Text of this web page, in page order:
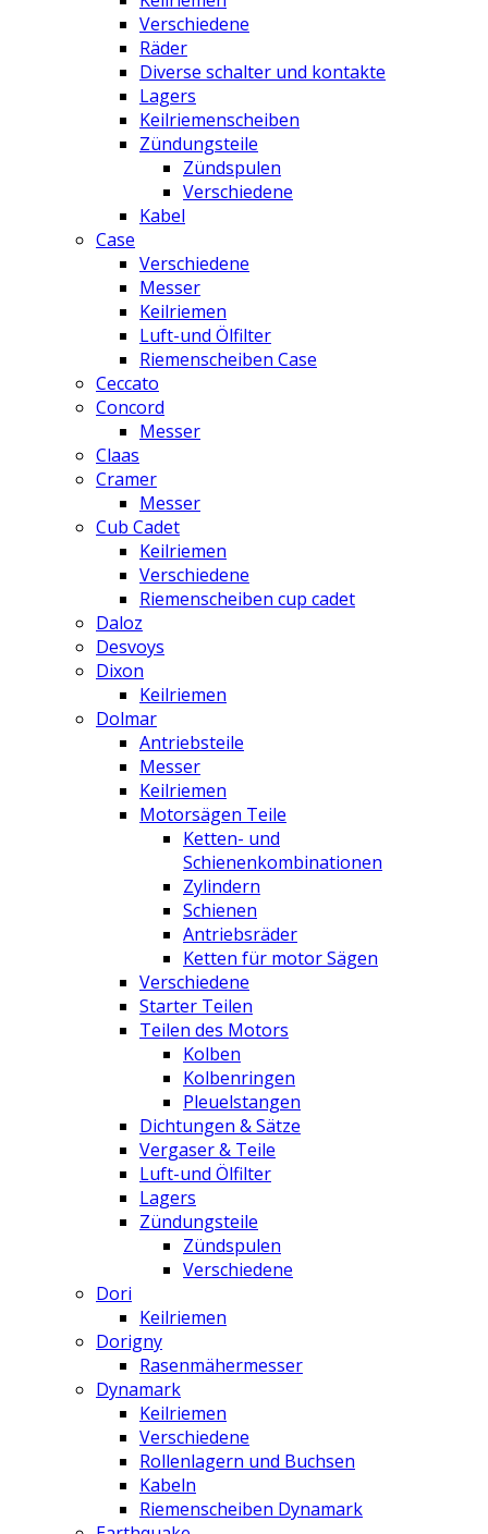
Verschiedene
Räder
Diverse schalter und kontakte
Lagers
Keilriemenscheiben
Zündungsteile
Zündspulen
Verschiedene
Kabel
Case
Verschiedene
Messer
Keilriemen
Luft-und Ölfilter
Riemenscheiben Case
Ceccato
Concord
Messer
Claas
Cramer
Messer
Cub Cadet
Keilriemen
Verschiedene
Riemenscheiben cup cadet
Daloz
Desvoys
Dixon
Keilriemen
Dolmar
Antriebsteile
Messer
Keilriemen
Motorsägen Teile
Ketten- und
Schienenkombinationen
Zylindern
Schienen
Antriebsräder
Ketten für motor Sägen
Verschiedene
Starter Teilen
Teilen des Motors
Kolben
Kolbenringen
Pleuelstangen
Dichtungen & Sätze
Vergaser & Teile
Luft-und Ölfilter
Lagers
Zündungsteile
Zündspulen
Verschiedene
Dori
Keilriemen
Dorigny
Rasenmähermesser
Dynamark
Keilriemen
Verschiedene
Rollenlagern und Buchsen
Kabeln
Riemenscheiben Dynamark